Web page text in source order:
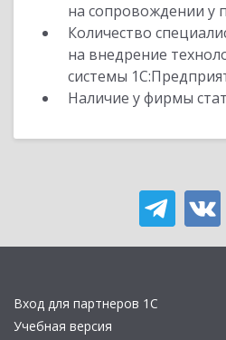
на сопровождении у
Количество
на внедрение
системы
Наличие у фирмы
Вход для партнеров 1С
Учебная версия